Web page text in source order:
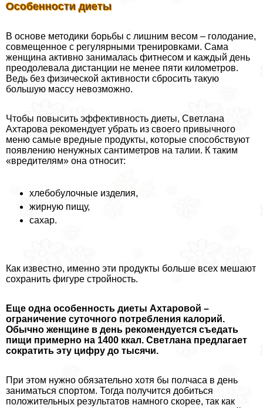
Особенности диеты
В основе методики борьбы с лишним весом – голодание,
совмещенное с регулярными тренировками. Сама
женщина активно занималась фитнесом и каждый день
преодолевала дистанции не менее пяти километров.
Ведь без физической активности сбросить такую
большую массу невозможно.
Чтобы повысить эффективность диеты, Светлана
Ахтарова рекомендует убрать из своего привычного
меню самые вредные продукты, которые способствуют
появлению ненужных сантиметров на талии. К таким
«вредителям» она относит:
хлебобулочные изделия,
жирную пищу,
сахар.
Как известно, именно эти продукты больше всех мешают
сохранить фигуре стройность.
Еще одна особенность диеты Ахтаровой –
ограничение суточного потрeбления калорий.
Обычно женщине в день рекомендуется съедать
пищи примерно на 1400 ккал. Светлана предлагает
сократить эту цифру до тысячи.
При этом нужно обязательно хотя бы полчаса в день
заниматься спортом. Тогда получится добиться
положительных результатов намного скорее, так как